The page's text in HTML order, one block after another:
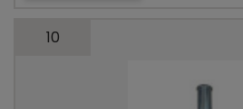
10